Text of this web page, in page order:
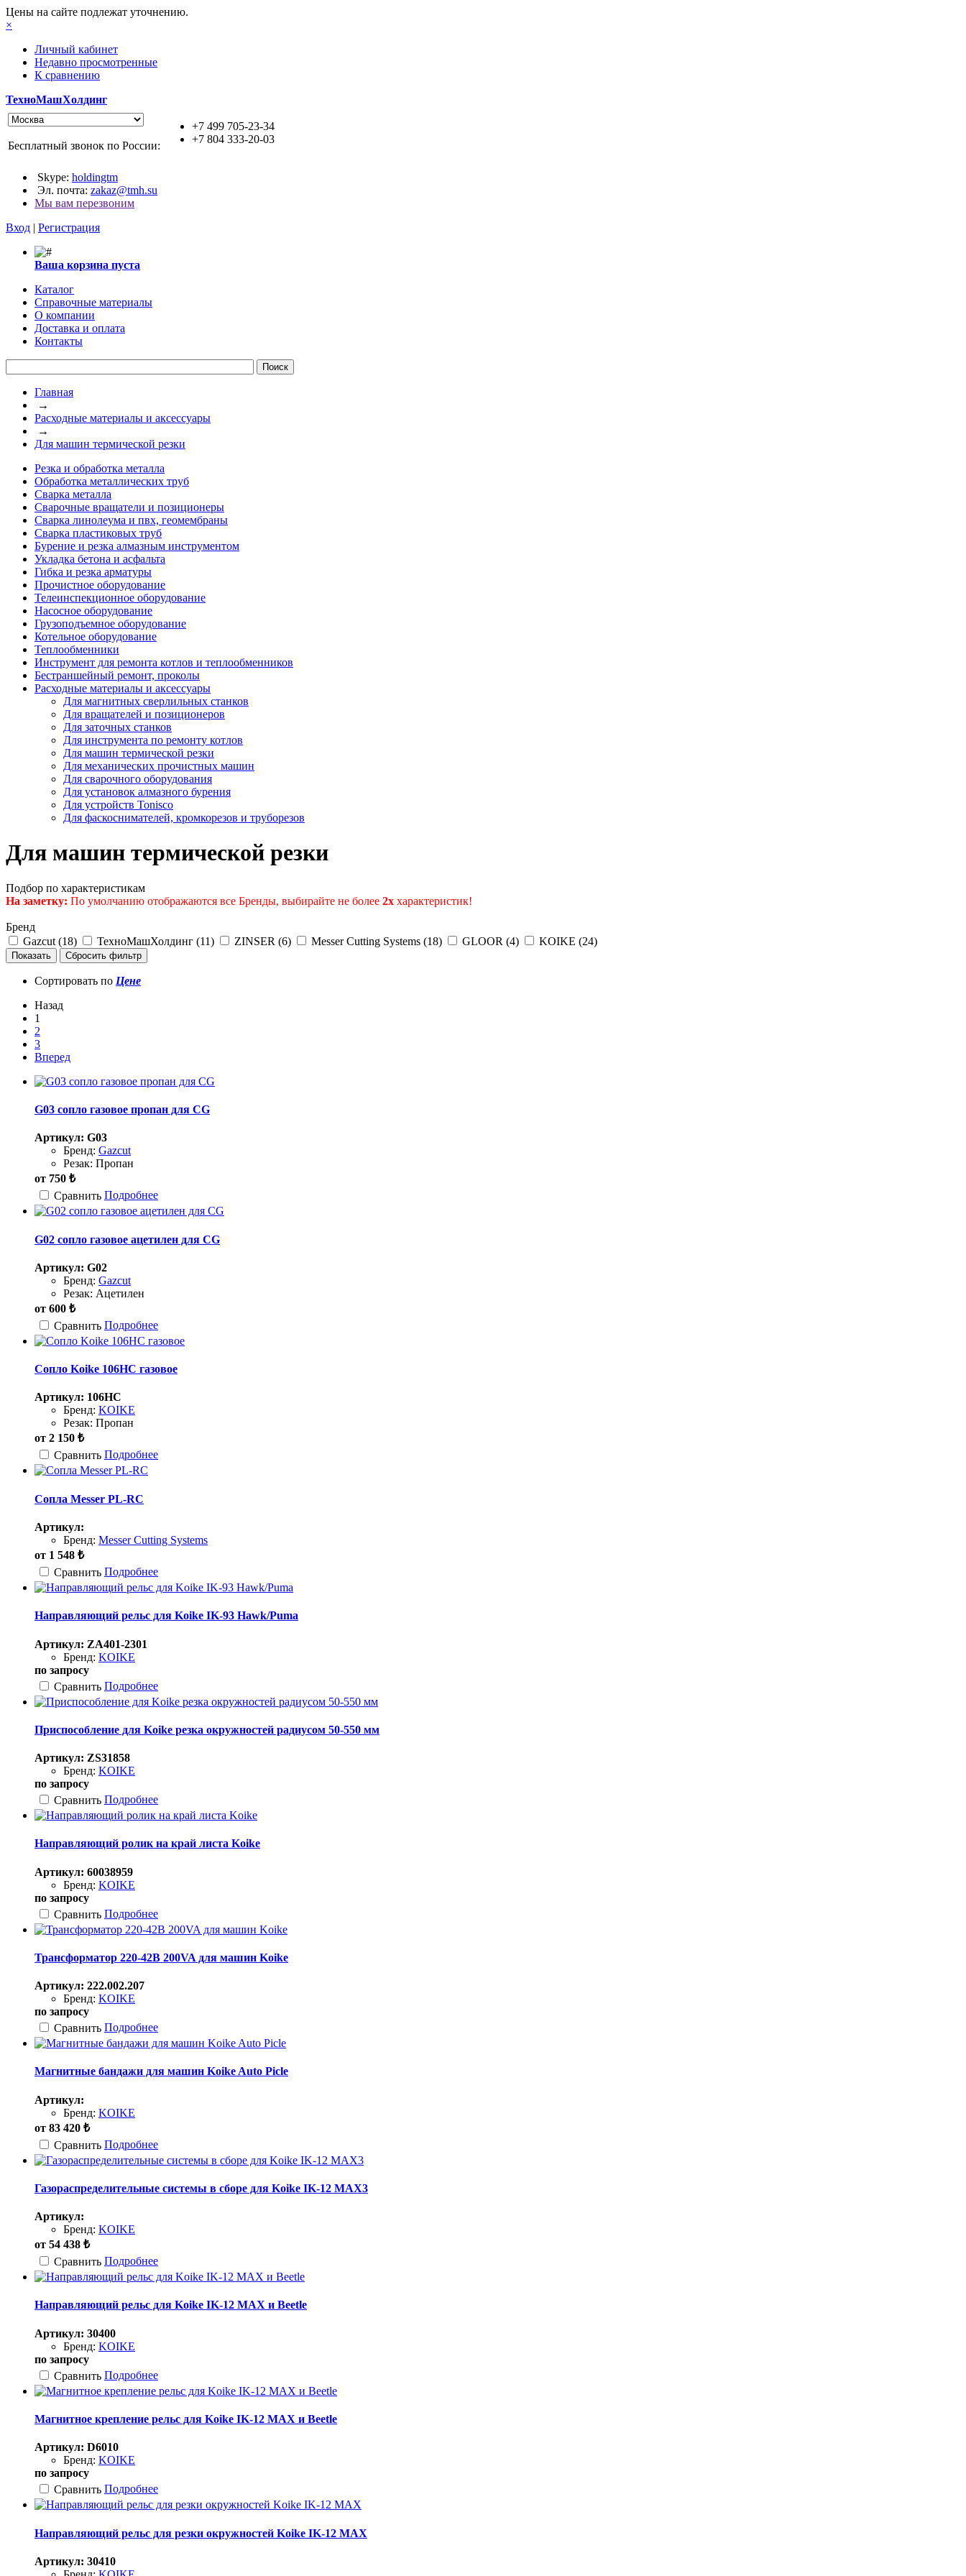
Цены на сайте подлежат уточнению.
×
Личный кабинет
Недавно просмотренные
К сравнению
ТехноМашХолдинг
+7 499 705-23-34
+7 804 333-20-03
Бесплатный звонок по России:
Skype: holdingtm
Эл. почта: zakaz@tmh.su
Мы вам перезвоним
Вход | Регистрация
Ваша корзина пуста
Каталог
Справочные материалы
О компании
Доставка и оплата
Контакты
Главная
→
Расходные материалы и аксессуары
→
Для машин термической резки
Резка и обработка металла
Обработка металлических труб
Сварка металла
Сварочные вращатели и позиционеры
Сварка линолеума и пвх, геомембраны
Сварка пластиковых труб
Бурение и резка алмазным инструментом
Укладка бетона и асфальта
Гибка и резка арматуры
Прочистное оборудование
Телеинспекционное оборудование
Насосное оборудование
Грузоподъемное оборудование
Котельное оборудование
Теплообменники
Инструмент для ремонта котлов и теплообменников
Бестраншейный ремонт, проколы
Расходные материалы и аксессуары
Для магнитных сверлильных станков
Для вращателей и позиционеров
Для заточных станков
Для инструмента по ремонту котлов
Для машин термической резки
Для механических прочистных машин
Для сварочного оборудования
Для установок алмазного бурения
Для устройств Tonisco
Для фаскоснимателей, кромкорезов и труборезов
Для машин термической резки
Подбор по характеристикам
На заметку: По умолчанию отображаются все Бренды, выбирайте не более 2х характеристик!
Бренд
Gazcut (18) ТехноМашХолдинг (11) ZINSER (6) Messer Cutting Systems (18) GLOOR (4) KOIKE (24)
Сортировать по Цене
Назад
1
2
3
Вперед
G03 сопло газовое пропан для CG
Артикул: G03
Бренд: Gazcut
Резак: Пропан
от 750 ₺
Сравнить Подробнее
G02 сопло газовое ацетилен для CG
Артикул: G02
Бренд: Gazcut
Резак: Ацетилен
от 600 ₺
Сравнить Подробнее
Сопло Koike 106НС газовое
Артикул: 106НС
Бренд: KOIKE
Резак: Пропан
от 2 150 ₺
Сравнить Подробнее
Сопла Messer PL-RC
Артикул:
Бренд: Messer Cutting Systems
от 1 548 ₺
Сравнить Подробнее
Направляющий рельс для Koike IK-93 Hawk/Puma
Артикул: ZA401-2301
Бренд: KOIKE
по запросу
Сравнить Подробнее
Приспособление для Koike резка окружностей радиусом 50-550 мм
Артикул: ZS31858
Бренд: KOIKE
по запросу
Сравнить Подробнее
Направляющий ролик на край листа Koike
Артикул: 60038959
Бренд: KOIKE
по запросу
Сравнить Подробнее
Трансформатор 220-42В 200VA для машин Koike
Артикул: 222.002.207
Бренд: KOIKE
по запросу
Сравнить Подробнее
Магнитные бандажи для машин Koike Auto Picle
Артикул:
Бренд: KOIKE
от 83 420 ₺
Сравнить Подробнее
Газораспределительные системы в сборе для Koike IK-12 MAX3
Артикул:
Бренд: KOIKE
от 54 438 ₺
Сравнить Подробнее
Направляющий рельс для Koike IK-12 MAX и Beetle
Артикул: 30400
Бренд: KOIKE
по запросу
Сравнить Подробнее
Магнитное крепление рельс для Koike IK-12 MAX и Beetle
Артикул: D6010
Бренд: KOIKE
по запросу
Сравнить Подробнее
Направляющий рельс для резки окружностей Koike IK-12 MAX
Артикул: 30410